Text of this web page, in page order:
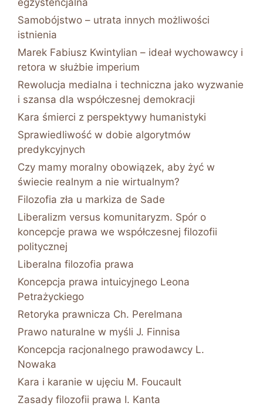
egzystencjalna
Samobójstwo – utrata innych możliwości
istnienia
Marek Fabiusz Kwintylian – ideał wychowawcy i
retora w służbie imperium
Rewolucja medialna i techniczna jako wyzwanie
i szansa dla współczesnej demokracji
Kara śmierci z perspektywy humanistyki
Sprawiedliwość w dobie algorytmów
predykcyjnych
Czy mamy moralny obowiązek, aby żyć w
świecie realnym a nie wirtualnym?
Filozofia zła u markiza de Sade
Liberalizm versus komunitaryzm. Spór o
koncepcje prawa we współczesnej filozofii
politycznej
Liberalna filozofia prawa
Koncepcja prawa intuicyjnego Leona
Petrażyckiego
Retoryka prawnicza Ch. Perelmana
Prawo naturalne w myśli J. Finnisa
Koncepcja racjonalnego prawodawcy L.
Nowaka
Kara i karanie w ujęciu M. Foucault
Zasady filozofii prawa I. Kanta